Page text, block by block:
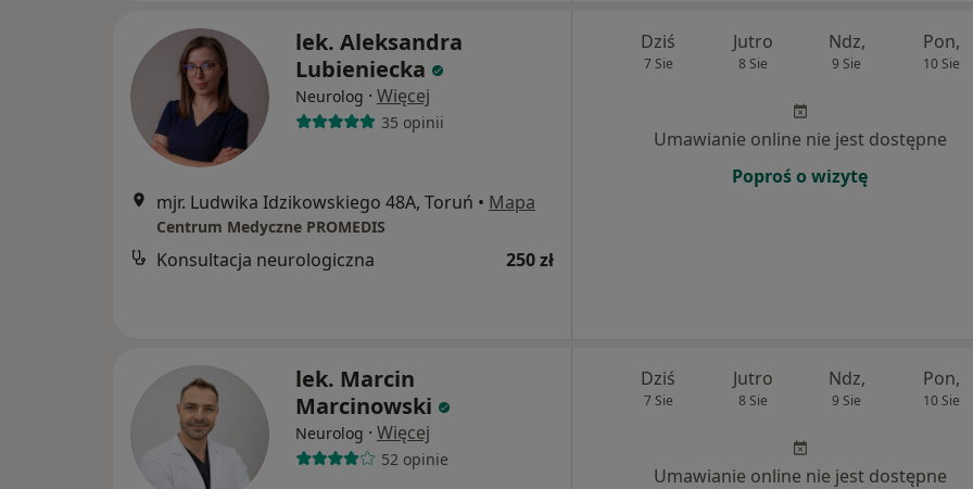
lek. Aleksandra
Lubieniecka
Neurolog · Więcej
35 opinii
mjr. Ludwika Idzikowskiego 48A, Toruń • Mapa
Centrum Medyczne PROMEDIS
Konsultacja neurologiczna 250 zł
Dziś
7 Sie
Jutro
8 Sie
Ndz,
9 Sie
Pon,
10 Sie
Umawianie online nie jest dostępne
Poproś o wizytę
lek. Marcin
Marcinowski
Neurolog · Więcej
52 opinie
Dziś
7 Sie
Jutro
8 Sie
Ndz,
9 Sie
Pon,
10 Sie
Umawianie online nie jest dostępne